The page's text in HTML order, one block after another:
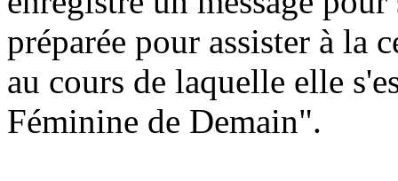
préparée pour assister à la
au cours de laquelle elle
Féminine de Demain".